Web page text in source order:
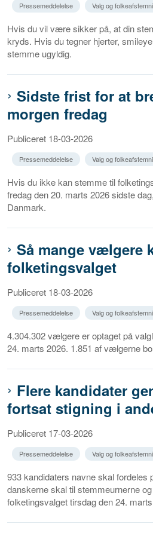
Pressemeddelelse Valg og
Hvis du vil være sikker på, at din
kryds. Hvis du tegner hjerter,
stemme ugyldig.
Sidste frist for at
morgen fredag
Publiceret 18-03-2026
Pressemeddelelse Valg og
Hvis du ikke kan stemme til
fredag den 20. marts 2026 sidste
Danmark.
Så mange vælgere
folketingsvalget
Publiceret 18-03-2026
Pressemeddelelse Valg og
4.304.302 vælgere er optaget på
24. marts 2026. 1.851 af vælgerne
Flere kandidater
fortsat stigning i
Publiceret 17-03-2026
Pressemeddelelse Valg og
933 kandidaters navne skal fordeles
danskerne skal til stemmeurnerne
folketingsvalget tirsdag den 24.